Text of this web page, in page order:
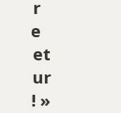
leur
et
sur
! »